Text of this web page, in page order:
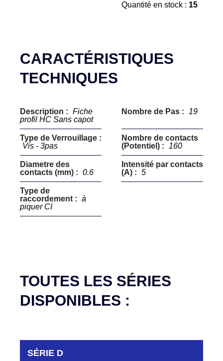
Quantité en stock : 15
CARACTÉRISTIQUES
TECHNIQUES
Description : Fiche
profil HC Sans capot
Nombre de Pas : 19
Type de Verrouillage :
Vis - 3pas
Nombre de contacts
(Potentiel) :
160
Diametre des
contacts (mm) : 0.6
Intensité par contacts
(A) : 5
Type de
raccordement : à
piquer CI
TOUTES LES SÉRIES
DISPONIBLES :
SÉRIE D